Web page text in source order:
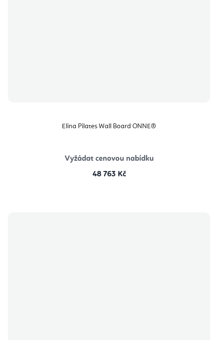
Elina Pilates Wall Board ONNE®
Vyžádat cenovou nabídku
48 763 Kč